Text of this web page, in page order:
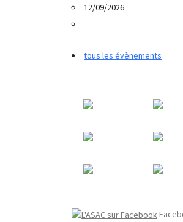
12/09/2026
tous les évènements